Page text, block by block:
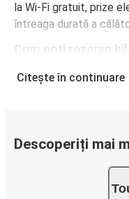
la Wi-Fi gratuit, prize
întreaga durată a
Cum poți rezerva
clicuri. La
Apple Pay. Alternativ,
Citește în continuare
Descoperiți mai